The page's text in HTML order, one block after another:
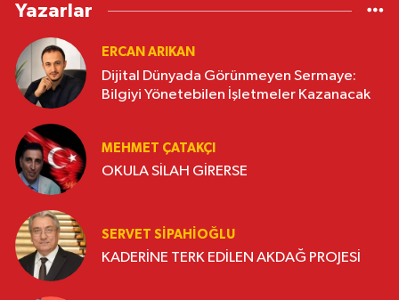
Yazarlar
ERCAN ARIKAN
Dijital Dünyada Görünmeyen Sermaye:
Bilgiyi Yönetebilen İşletmeler Kazanacak
MEHMET ÇATAKÇI
OKULA SİLAH GİRERSE
SERVET SİPAHİOĞLU
KADERİNE TERK EDİLEN AKDAĞ PROJESİ